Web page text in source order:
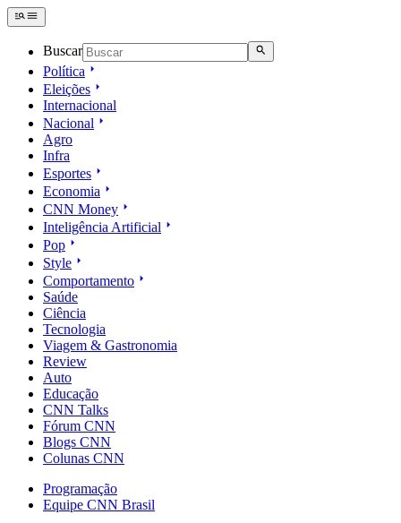
Buscar
Política
Eleições
Internacional
Nacional
Agro
Infra
Esportes
Economia
CNN Money
Inteligência Artificial
Pop
Style
Comportamento
Saúde
Ciência
Tecnologia
Viagem & Gastronomia
Review
Auto
Educação
CNN Talks
Fórum CNN
Blogs CNN
Colunas CNN
Programação
Equipe CNN Brasil